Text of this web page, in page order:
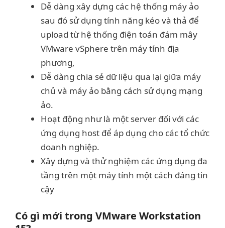
Dễ dàng xây dựng các hệ thống máy ảo
sau đó sử dụng tính năng kéo và thả để
upload từ hệ thống điện toán đám mây
VMware vSphere trên máy tính địa
phương,
Dễ dàng chia sẻ dữ liệu qua lại giữa máy
chủ và máy ảo bằng cách sử dụng mạng
ảo.
Hoạt động như là một server đối với các
ứng dụng host để áp dụng cho các tổ chức
doanh nghiệp.
Xây dựng và thử nghiệm các ứng dụng đa
tầng trên một máy tính một cách đáng tin
cậy
Có gì mới trong VMware Workstation